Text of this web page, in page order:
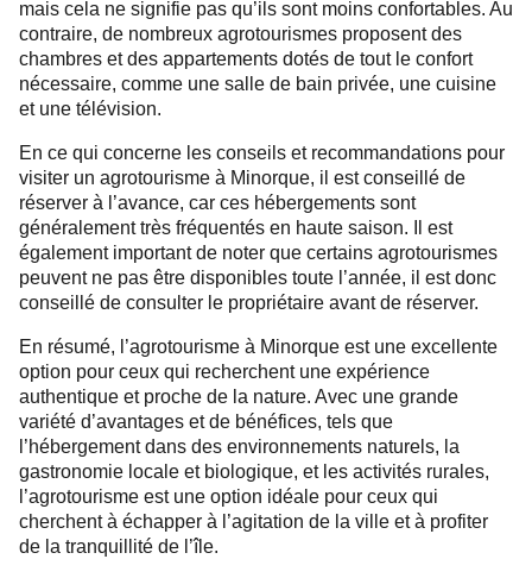
mais cela ne signifie pas qu’ils sont moins confortables. Au
contraire, de nombreux agrotourismes proposent des
chambres et des appartements dotés de tout le confort
nécessaire, comme une salle de bain privée, une cuisine
et une télévision.
En ce qui concerne les conseils et recommandations pour
visiter un agrotourisme à Minorque, il est conseillé de
réserver à l’avance, car ces hébergements sont
généralement très fréquentés en haute saison. Il est
également important de noter que certains agrotourismes
peuvent ne pas être disponibles toute l’année, il est donc
conseillé de consulter le propriétaire avant de réserver.
En résumé, l’agrotourisme à Minorque est une excellente
option pour ceux qui recherchent une expérience
authentique et proche de la nature. Avec une grande
variété d’avantages et de bénéfices, tels que
l’hébergement dans des environnements naturels, la
gastronomie locale et biologique, et les activités rurales,
l’agrotourisme est une option idéale pour ceux qui
cherchent à échapper à l’agitation de la ville et à profiter
de la tranquillité de l’île.